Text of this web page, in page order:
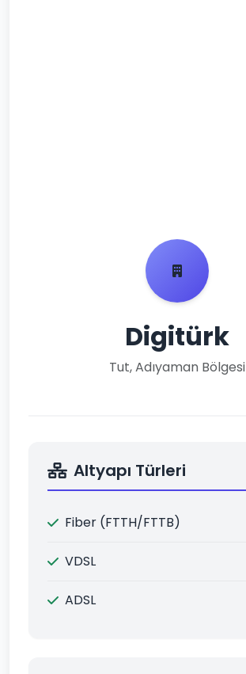
Digitürk
Tut, Adıyaman Bölgesi
Altyapı Türleri
Fiber (FTTH/FTTB)
VDSL
ADSL